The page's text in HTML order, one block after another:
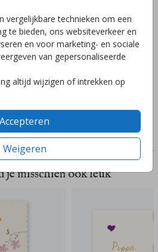
vergelijkbare technieken om een
te bieden, ons websiteverkeer en
en voor marketing- en sociale
van gepersonaliseerde
altijd wijzigen of intrekken op
Accepteren
Weigeren
uit de handige editor!
waarbij de onderkant
heeft. Let op: dit kaartje is
een 13cm kaart - stuur dan even
het voor je om! // DIDE
je misschien ook leuk